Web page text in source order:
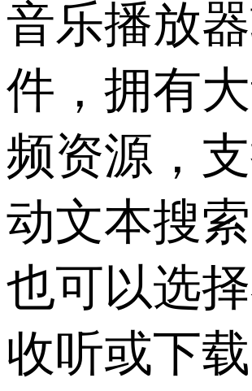
音乐播放
件，拥有
频资源，
动文本搜
也可以选
收听或下